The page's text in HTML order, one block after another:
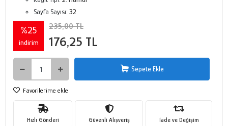
Sayfa Sayısı: 32
%25
indirim
235,00 TL
176,25 TL
Sepete Ekle
Favorilerime ekle
Hızlı Gönderi Güvenli Alışveriş İade ve Değişim